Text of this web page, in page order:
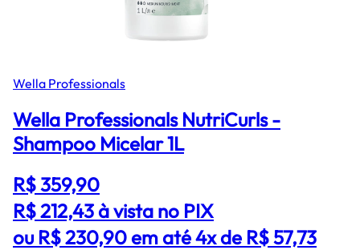
Wella Professionals
Wella Professionals NutriCurls -
Shampoo Micelar 1L
R$ 359,90
R$ 212,43à vista no PIX
ou R$ 230,90 em até 4x de R$ 57,73